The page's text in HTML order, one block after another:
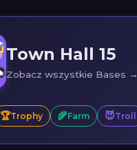
Town Hall 15
Zobacz wszystkie Bases →
🏆Trophy 🌾Farm 😈Troll